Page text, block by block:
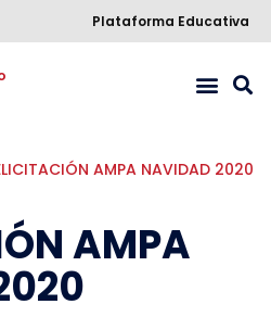
Plataforma Educativa
AMPA NAVIDAD 2020
AMPA